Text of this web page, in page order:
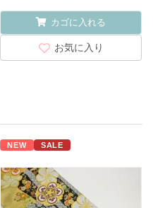
カゴに入れる
お気に入り
NEW SALE